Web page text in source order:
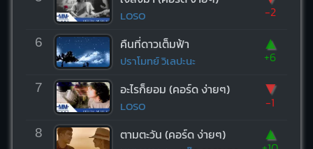
LOSO -2
6 คืนที่ดาวเต็มฟ้า
ปราโมทย์ วิเลปะนะ
▲
+6
7 อะไรก็ยอม (คอร์ด ง่ายๆ)
LOSO
▼
-1
8 ตามตะวัน (คอร์ด ง่ายๆ) ▲